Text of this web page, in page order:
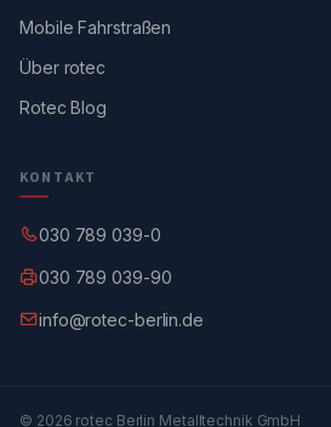
Mobile Fahrstraßen
Über rotec
Rotec Blog
KONTAKT
030 789 039-0
030 789 039-90
info@rotec-berlin.de
© 2026 rotec Berlin Metalltechnik GmbH